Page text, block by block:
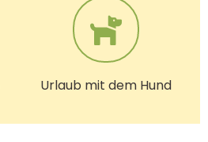
Urlaub mit dem Hund